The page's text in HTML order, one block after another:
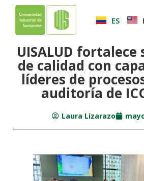
ES
UISALUD fortalece
de calidad con
líderes de
auditoría de
Laura Lizarazo